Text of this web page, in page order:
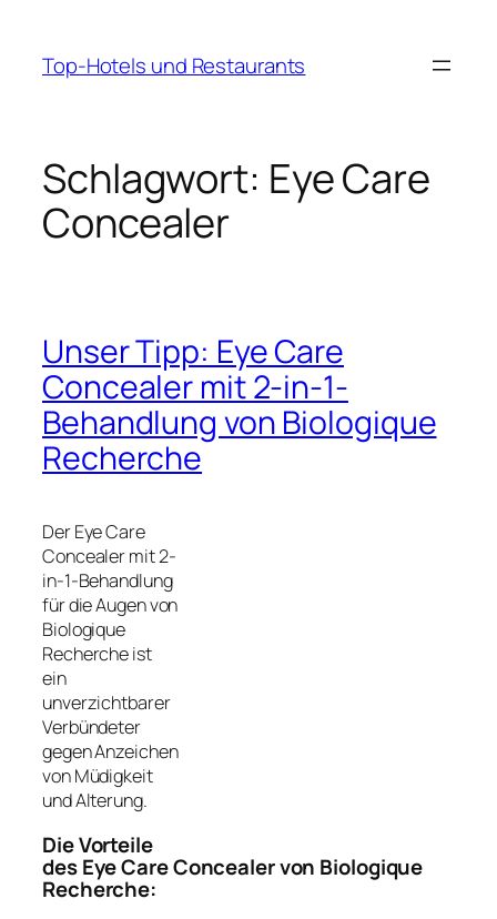
springen
Top-Hotels und Restaurants
Schlagwort: Eye Care
Concealer
Unser Tipp: Eye Care
Concealer mit 2-in-1-
Behandlung von Biologique
Recherche
Der Eye Care
Concealer mit 2-
in-1-Behandlung
für die Augen von
Biologique
Recherche ist
ein
unverzichtbarer
Verbündeter
gegen Anzeichen
von Müdigkeit
und Alterung.
Die Vorteile
des Eye Care Concealer von Biologique
Recherche: